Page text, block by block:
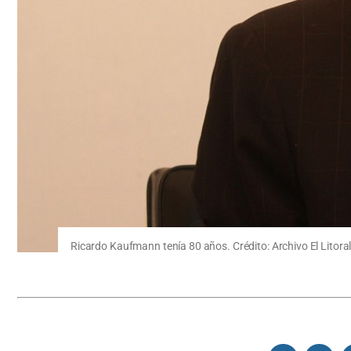
Ricardo Kaufmann tenía 80 años. Crédito: Archivo El Litoral